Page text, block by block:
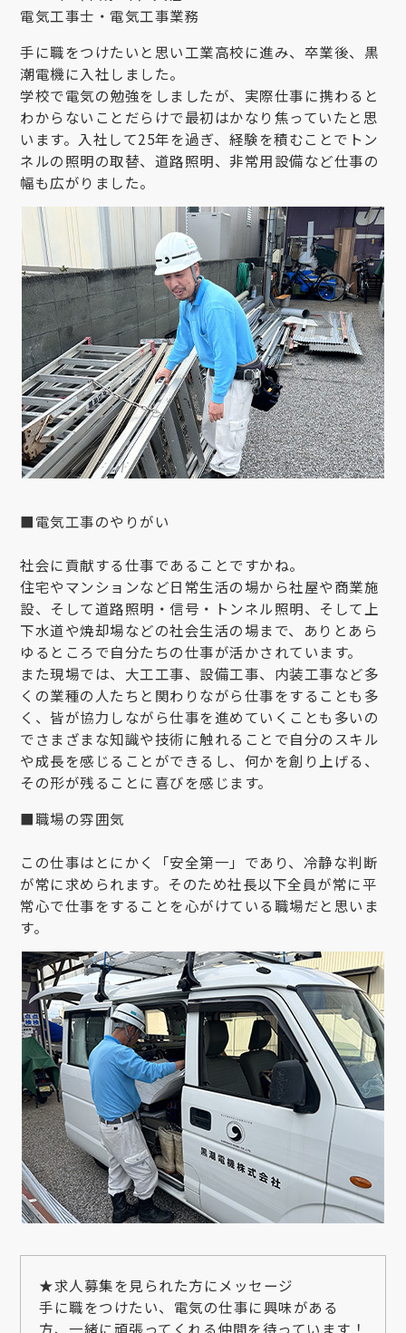
電気工事士・電気工事業務
手に職をつけたいと思い工業高校に進み、卒業後、黒
潮電機に入社しました。
学校で電気の勉強をしましたが、実際仕事に携わると
わからないことだらけで最初はかなり焦っていたと思
います。入社して25年を過ぎ、経験を積むことでトン
ネルの照明の取替、道路照明、非常用設備など仕事の
幅も広がりました。
■電気工事のやりがい
社会に貢献する仕事であることですかね。
住宅やマンションなど日常生活の場から社屋や商業施
設、そして道路照明・信号・トンネル照明、そして上
下水道や焼却場などの社会生活の場まで、ありとあら
ゆるところで自分たちの仕事が活かされています。
また現場では、大工工事、設備工事、内装工事など多
くの業種の人たちと関わりながら仕事をすることも多
く、皆が協力しながら仕事を進めていくことも多いの
でさまざまな知識や技術に触れることで自分のスキル
や成長を感じることができるし、何かを創り上げる、
その形が残ることに喜びを感じます。
■職場の雰囲気
この仕事はとにかく「安全第一」であり、冷静な判断
が常に求められます。そのため社長以下全員が常に平
常心で仕事をすることを心がけている職場だと思いま
す。
★求人募集を見られた方にメッセージ
手に職をつけたい、電気の仕事に興味がある
方、一緒に頑張ってくれる仲間を待っています！